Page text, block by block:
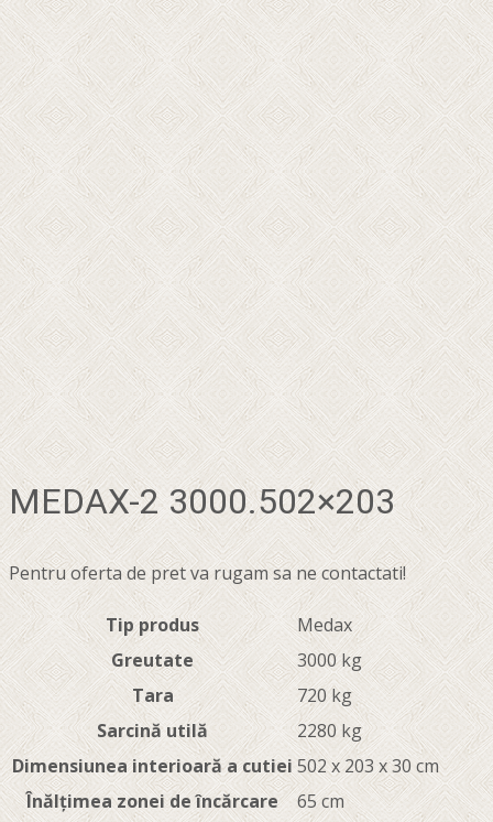
MEDAX-2 3000.502×203
Pentru oferta de pret va rugam sa ne contactati!
Tip produs
Medax
Greutate
3000 kg
Tara
720 kg
Sarcină utilă
2280 kg
Dimensiunea interioară a cutiei 502 x 203 x 30 cm
Înălțimea zonei de încărcare
65 cm